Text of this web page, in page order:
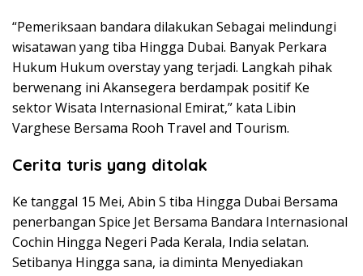
“Pemeriksaan bandara dilakukan Sebagai melindungi
wisatawan yang tiba Hingga Dubai. Banyak Perkara
Hukum Hukum overstay yang terjadi. Langkah pihak
berwenang ini Akansegera berdampak positif Ke
sektor Wisata Internasional Emirat,” kata Libin
Varghese Bersama Rooh Travel and Tourism.
Cerita turis yang ditolak
Ke tanggal 15 Mei, Abin S tiba Hingga Dubai Bersama
penerbangan Spice Jet Bersama Bandara Internasional
Cochin Hingga Negeri Pada Kerala, India selatan.
Setibanya Hingga sana, ia diminta Menyediakan